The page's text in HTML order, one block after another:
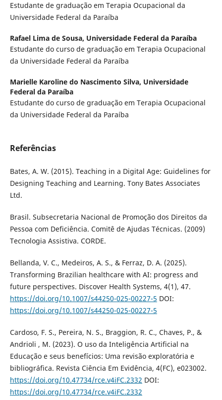
Estudante de graduação em Terapia Ocupacional da
Universidade Federal da Paraíba
Rafael Lima de Sousa, Universidade Federal da Paraíba
Estudante do curso de graduação em Terapia Ocupacional
da Universidade Federal da Paraíba
Marielle Karoline do Nascimento Silva, Universidade
Federal da Paraíba
Estudante do curso de graduação em Terapia Ocupacional
da Universidade Federal da Paraíba
Referências
Bates, A. W. (2015). Teaching in a Digital Age: Guidelines for
Designing Teaching and Learning. Tony Bates Associates
Ltd.
Brasil. Subsecretaria Nacional de Promoção dos Direitos da
Pessoa com Deficiência. Comitê de Ajudas Técnicas. (2009)
Tecnologia Assistiva. CORDE.
Bellanda, V. C., Medeiros, A. S., & Ferraz, D. A. (2025).
Transforming Brazilian healthcare with AI: progress and
future perspectives. Discover Health Systems, 4(1), 47.
https://doi.org/10.1007/s44250-025-00227-5 DOI:
https://doi.org/10.1007/s44250-025-00227-5
Cardoso, F. S., Pereira, N. S., Braggion, R. C., Chaves, P., &
Andrioli , M. (2023). O uso da Inteligência Artificial na
Educação e seus benefícios: Uma revisão exploratória e
bibliográfica. Revista Ciência Em Evidência, 4(FC), e023002.
https://doi.org/10.47734/rce.v4iFC.2332 DOI:
https://doi.org/10.47734/rce.v4iFC.2332